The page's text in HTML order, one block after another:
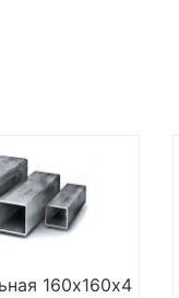
160х160х4